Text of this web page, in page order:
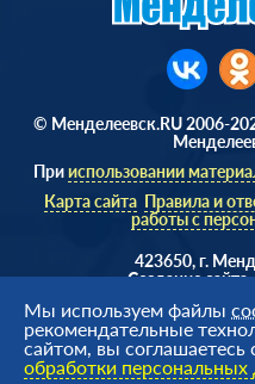
© Менделеевск.RU 2006-
Прииспользовании
Карта сайта Правила и
работы с
423650, г.
Cоздание
Мы используем файлы
рекомендательные
сайтом, вы соглашаетесь
обработки